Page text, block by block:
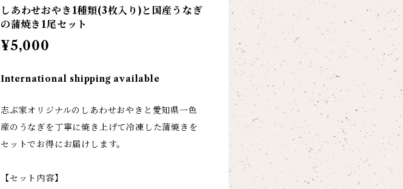
しあわせおやき1種類(3枚入り)と国産うなぎ
の蒲焼き1尾セット
¥5,000
International shipping available
志ぶ家オリジナルのしあわせおやきと愛知県一色
産のうなぎを丁寧に焼き上げて冷凍した蒲焼きを
セットでお得にお届けします。
【セット内容】